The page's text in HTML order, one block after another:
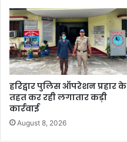
हरिद्वार पुलिस ऑपरेशन प्रहार के
तहत कर रही लगातार कड़ी
कार्रवाई
August 8, 2026